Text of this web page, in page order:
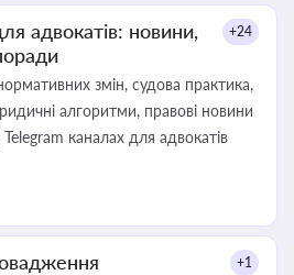
адвокатів: новини,
+24
змін, судова практика,
алгоритми, правові новини
каналах для адвокатів
+1